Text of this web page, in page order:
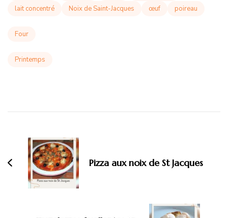
lait concentré
Noix de Saint-Jacques œuf poireau
Four
Printemps
d'article
Pizza aux noix de St Jacques